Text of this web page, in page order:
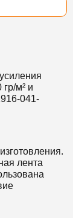
усиления
м² и
041-
лента